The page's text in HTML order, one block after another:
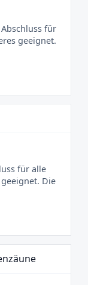
für
geeignet.
für alle
Die